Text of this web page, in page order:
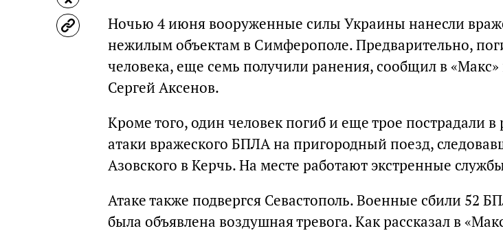
Ночью 4 июня вооруженные силы Украины нанесли
нежилым объектам в Симферополе. Предварительно,
человека, еще семь получили ранения, сообщил в «Макс»
Сергей Аксенов.
Кроме того, один человек погиб и еще трое пострадали в
атаки вражеского БПЛА на пригородный поезд,
Азовского в Керчь. На месте работают экстренные
Атаке также подвергся Севастополь. Военные сбили 52
была объявлена воздушная тревога. Как рассказал в